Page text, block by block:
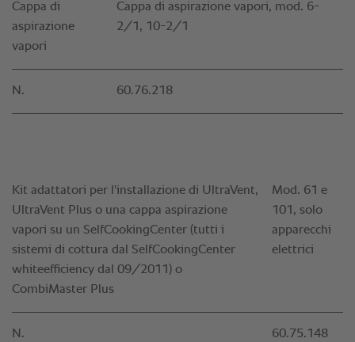
Cappa di
aspirazione
vapori
Cappa di aspirazione vapori, mod. 6-
2/1, 10-2/1
N. 60.76.218
Kit adattatori per l'installazione di UltraVent,
UltraVent Plus o una cappa aspirazione
vapori su un SelfCookingCenter (tutti i
sistemi di cottura dal SelfCookingCenter
whiteefficiency dal 09/2011) o
CombiMaster Plus
Mod. 61 e
101, solo
apparecchi
elettrici
N. 60.75.148